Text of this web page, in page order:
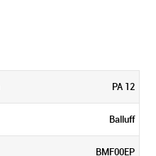
PA 12
Balluff
BMF00EP